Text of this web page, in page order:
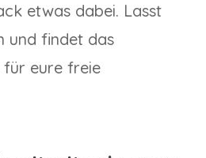
etwas dabei. Lasst
und findet das
eure freie